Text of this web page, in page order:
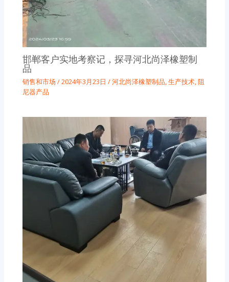
邯郸客户实地考察记，探寻河北尚泽橡塑制
品
销售和市场 /2024年3月23日/河北尚泽橡塑制品,生产技术,阻
尼器产品